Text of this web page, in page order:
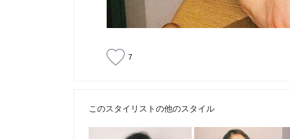
7
このスタイリストの他のスタイル